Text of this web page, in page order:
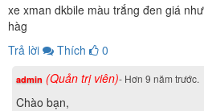
xe xman dkbile màu trắng đen giá
hàg
Trả lời
Thích 0
admin (Quản trị viên)- Hơn 9 năm trước.
Chào bạn,